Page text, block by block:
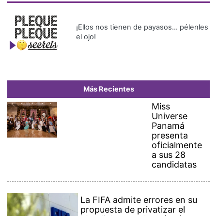
¡Ellos nos tienen de payasos… pélenles
el ojo!
Más Recientes
Miss
Universe
Panamá
presenta
oficialmente
a sus 28
candidatas
La FIFA admite errores en su
propuesta de privatizar el